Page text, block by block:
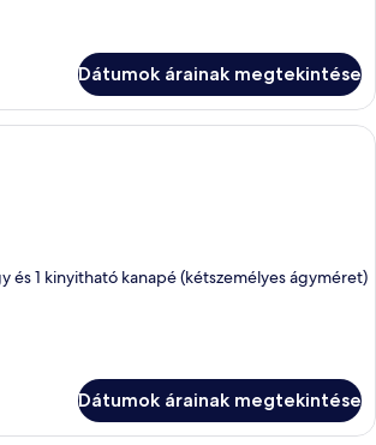
Dátumok árainak megtekintése
Egy modern szállodai szoba,
és 1 kinyitható kanapé (kétszemélyes ágyméret)
Dátumok árainak megtekintése